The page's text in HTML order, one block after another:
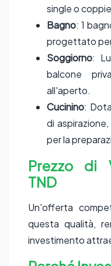
single o
Bagno: 1
progettato
Soggiorno:
balcone
all'aperto.
Cucinino:
di
per la
Prezzo di
TND
Un'offerta
questa qualità,
investimento